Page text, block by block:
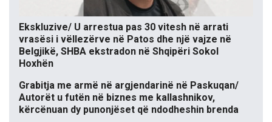
Ekskluzive/ U arrestua pas 30 vitesh në arrati
vrasësi i vëllezërve në Patos dhe një vajze në
Belgjikë, SHBA ekstradon në Shqipëri Sokol
Hoxhën
Grabitja me armë në argjendarinë në Paskuqan/
Autorët u futën në biznes me kallashnikov,
kërcënuan dy punonjëset që ndodheshin brenda